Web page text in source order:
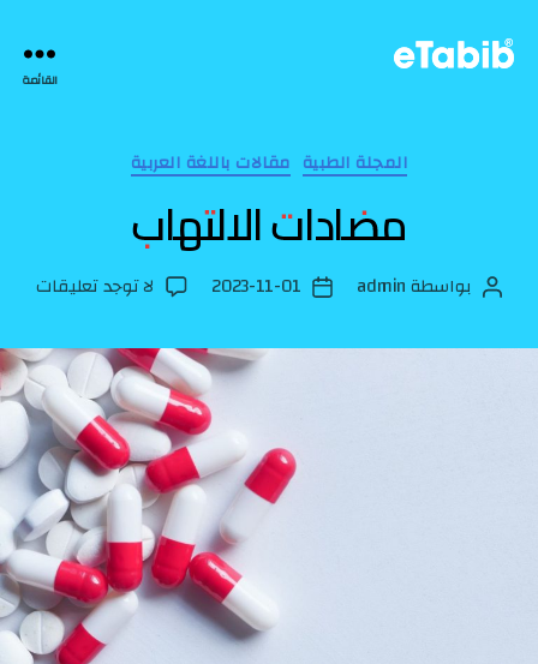
eTabib القائمة
التصنيفات المجلة الطبية مقالات باللغة العربية
مضادات الالتهاب
كاتببواسطةadmin
تاريخ2023-11-01 لا توجد تعليقاتعلى